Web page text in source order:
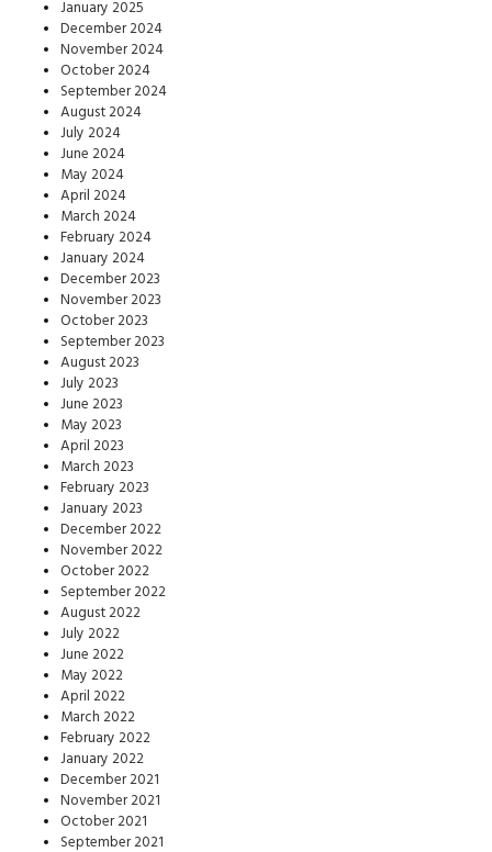
January 2025
December 2024
November 2024
October 2024
September 2024
August 2024
July 2024
June 2024
May 2024
April 2024
March 2024
February 2024
January 2024
December 2023
November 2023
October 2023
September 2023
August 2023
July 2023
June 2023
May 2023
April 2023
March 2023
February 2023
January 2023
December 2022
November 2022
October 2022
September 2022
August 2022
July 2022
June 2022
May 2022
April 2022
March 2022
February 2022
January 2022
December 2021
November 2021
October 2021
September 2021